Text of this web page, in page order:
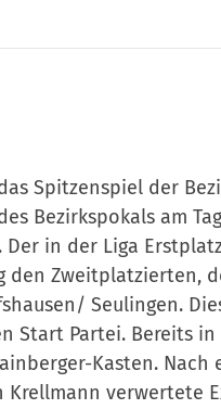
Spitzenspiel der
Bezirkspokals am
Der in der Liga
den Zweitplatzierten,
Seulingen.
Start Partei. Bereits
Kasten. Nach
Krellmann verwertete